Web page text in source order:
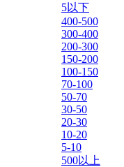
5以下
400-500
300-400
200-300
150-200
100-150
70-100
50-70
30-50
20-30
10-20
5-10
500以上